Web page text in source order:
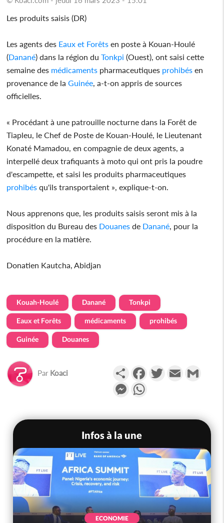
Les produits saisis (DR)
Les agents des Eaux et Forêts en poste à Kouan-Houlé
(Danané) dans la région duTonkpi (Ouest), ont saisi cette
semaine des médicaments pharmaceutiques prohibés en
provenance de laGuinée , a-t-on appris de sources
officielles.
« Procédant à une patrouille nocturne dans la Forêt de
Tiapleu, le Chef de Poste de Kouan-Houlé, le Lieutenant
Konaté Mamadou, en compagnie de deux agents, a
interpellé deux trafiquants à moto qui ont pris la poudre
d'escampette, et saisi les produits pharmaceutiques
prohibés qu'ils transportaient », explique-t-on.
Nous apprenons que, les produits saisis seront mis à la
disposition du Bureau des Douanes de Danané , pour la
procédure en la matière.
Donatien Kautcha, Abidjan
Kouah-Houlé Danané Tonkpi
Eaux et Forêts médicaments prohibés
Guinée Douanes
Par Koaci PartagerFacebookTwitterEmail
Messenger
Infos à la une
ECONOMIE